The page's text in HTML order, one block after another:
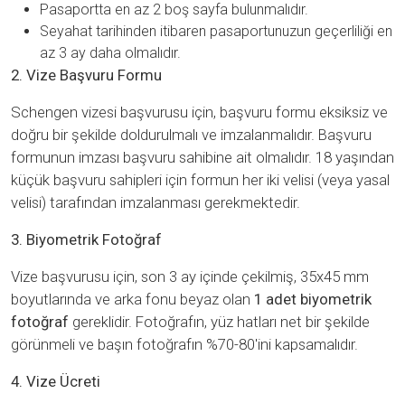
Pasaportta en az 2 boş sayfa bulunmalıdır.
Seyahat tarihinden itibaren pasaportunuzun geçerliliği en
az 3 ay daha olmalıdır.
2. Vize Başvuru Formu
Schengen vizesi başvurusu için, başvuru formu eksiksiz ve
doğru bir şekilde doldurulmalı ve imzalanmalıdır. Başvuru
formunun imzası başvuru sahibine ait olmalıdır. 18 yaşından
küçük başvuru sahipleri için formun her iki velisi (veya yasal
velisi) tarafından imzalanması gerekmektedir.
3. Biyometrik Fotoğraf
Vize başvurusu için, son 3 ay içinde çekilmiş, 35x45 mm
boyutlarında ve arka fonu beyaz olan 1 adet biyometrik
fotoğraf gereklidir. Fotoğrafın, yüz hatları net bir şekilde
görünmeli ve başın fotoğrafın %70-80'ini kapsamalıdır.
4. Vize Ücreti